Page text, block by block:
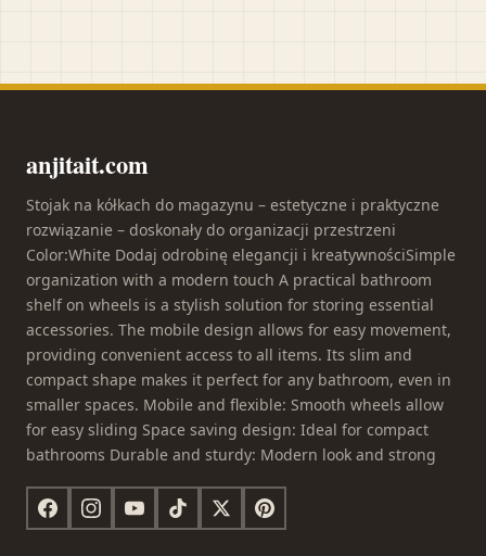
anjitait.com
Stojak na kółkach do magazynu – estetyczne i praktyczne
rozwiązanie – doskonały do organizacji przestrzeni
Color:White Dodaj odrobinę elegancji i kreatywnościSimple
organization with a modern touch A practical bathroom
shelf on wheels is a stylish solution for storing essential
accessories. The mobile design allows for easy movement,
providing convenient access to all items. Its slim and
compact shape makes it perfect for any bathroom, even in
smaller spaces. Mobile and flexible: Smooth wheels allow
for easy sliding Space saving design: Ideal for compact
bathrooms Durable and sturdy: Modern look and strong